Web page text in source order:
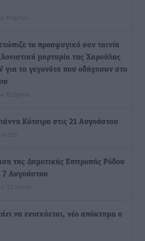
11 λεπτά
το προσφυγικό σαν ταινία
μαρτυρία της Χαρούλας
για τα γεγονότα που οδήγησαν στο
19 λεπτά
Κότσιρα στις 21 Αυγούστου
της Δημοτικής Επιτροπής Ρόδου
7 Αυγούστου
32 λεπτά
να ενισχύεται, νέο απόκτημα ο